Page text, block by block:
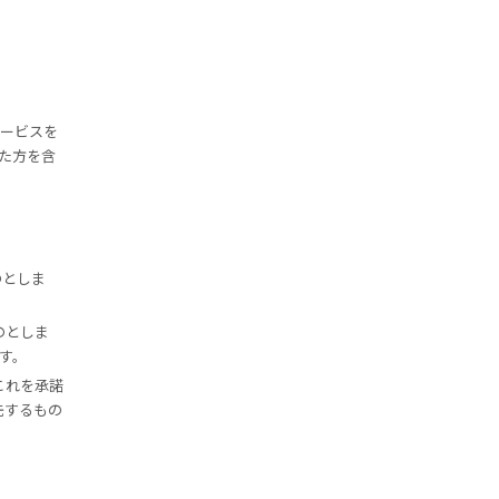
ビスを
方を含
しま
しま
れを承諾
るもの